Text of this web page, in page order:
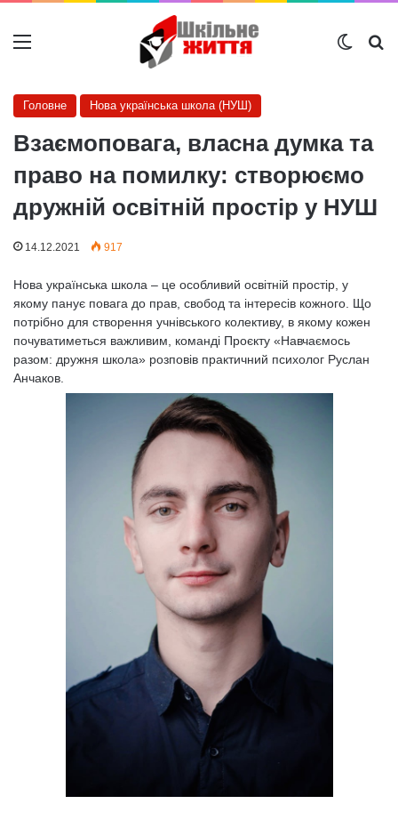
Меню
Головне Нова українська школа (НУШ)
Взаємоповага, власна думка та
право на помилку: створюємо
дружній освітній простір у НУШ
14.12.2021 917
Нова українська школа – це особливий освітній простір, у
якому панує повага до прав, свобод та інтересів кожного. Що
потрібно для створення учнівського колективу, в якому кожен
почуватиметься важливим, команді Проєкту «Навчаємось
разом: дружня школа» розповів практичний психолог Руслан
Анчаков.